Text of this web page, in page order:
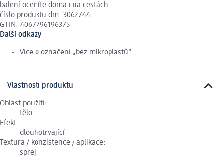
balení oceníte doma i na cestách.
číslo produktu dm: 3062744
GTIN: 4067796196375
Další odkazy
Více o označení „bez mikroplastů“
Vlastnosti produktu
Oblast použití:
tělo
Efekt:
dlouhotrvající
Textura / konzistence / aplikace:
sprej